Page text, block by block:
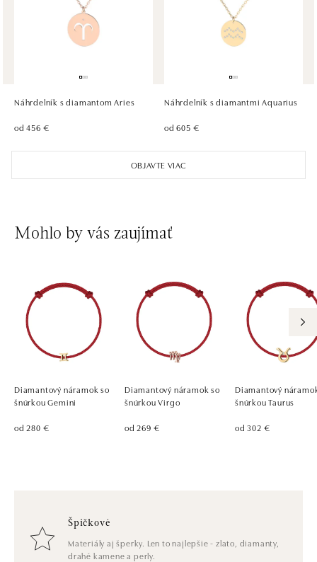
tel.: +420604389337
dnes otvorené od 09:00
Chlumecká 765/6, 198 19 Praha 9
dnes otvorené od 09:00
ALOve Westfield, Praha 4 - Chodov
Roztylská 2321/19, 148 00 Praha 4 - Chodov
tel.: +420730524389
OBJAVTE VIAC
Náhrdelník s diamantom Aries
od 456 €
Náhrdelník s diamantmi Aquarius
od 605 €
Mohlo by vás zaujímať
Diamantový náramok so
šnúrkou Gemini
od 280 €
Diamantový náramok so
šnúrkou Virgo
od 269 €
Diamantový
šnúrkou Taurus
od 302 €
Špičkové
Materiály aj šperky. Len to najlepšie - zlato, diamanty,
drahé kamene a perly.